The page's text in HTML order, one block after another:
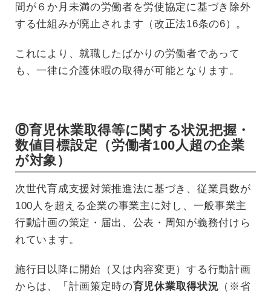
間が６か月未満の労働者を労使協定に基づき除外
する仕組みが廃止されます（改正法16条の6）。
これにより、就職したばかりの労働者であって
も、一律に介護休暇の取得が可能となります。
⑧育児休業取得等に関する状況把握・
数値目標設定（労働者100人超の企業
が対象）
次世代育成支援対策推進法に基づき、従業員数が
100人を超える企業の事業主に対し、一般事業主
行動計画の策定・届出、公表・周知が義務付けら
れています。
施行日以降に開始（又は内容変更）する行動計画
からは、「計画策定時の育児休業取得状況 （※省